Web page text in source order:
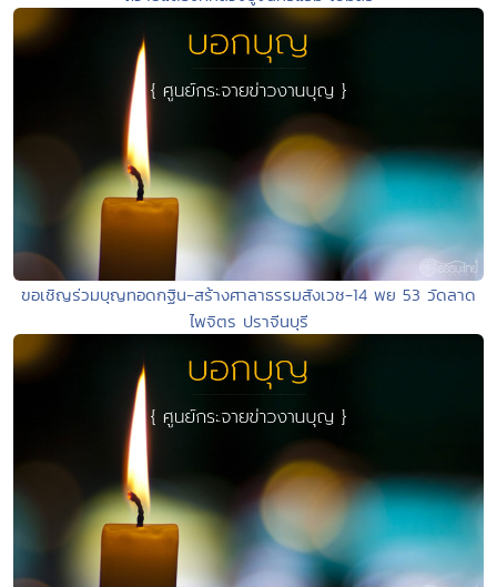
ขอเชิญร่วมบุญทอดกฐิน-สร้างศาลาธรรมสังเวช-14 พย 53 วัดลาด
ไพจิตร ปราจีนบุรี